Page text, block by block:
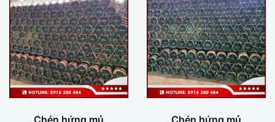
Chén hứng mủ
Chén hứng mủ